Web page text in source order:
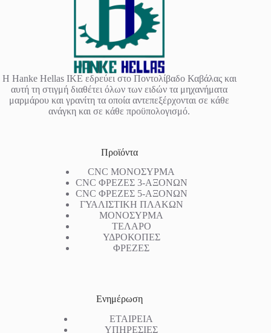
Η Hanke Hellas IKE εδρεύει στο Ποντολίβαδο Καβάλας και
αυτή τη στιγμή διαθέτει όλων των ειδών τα μηχανήματα
μαρμάρου και γρανίτη τα οποία αντεπεξέρχονται σε κάθε
ανάγκη και σε κάθε προϋπολογισμό.
Προϊόντα
CNC ΜΟΝΟΣΥΡΜΑ
CNC ΦΡΕΖΕΣ 3-ΑΞΟΝΩΝ
CNC ΦΡΕΖΕΣ 5-ΑΞΟΝΩΝ
ΓΥΑΛΙΣΤΙΚΗ ΠΛΑΚΩΝ
ΜΟΝΟΣΥΡΜΑ
ΤΕΛΑΡΟ
ΥΔΡΟΚΟΠΕΣ
ΦΡΕΖΕΣ
Ενημέρωση
ΕΤΑΙΡΕΙΑ
ΥΠΗΡΕΣΙΕΣ